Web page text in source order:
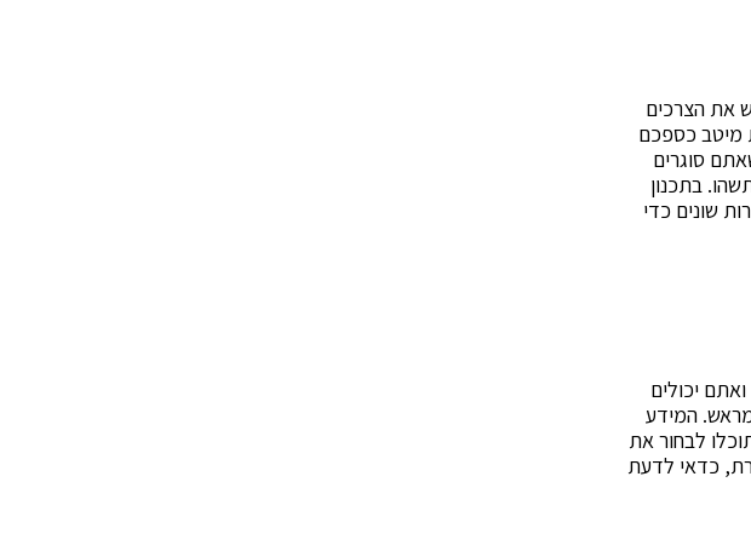
את הצרכים
מיטב כספכם
סוגרים
בתכנון
שונים כדי
יכולים
מראש. המידע
לבחור את
כדאי לדעת